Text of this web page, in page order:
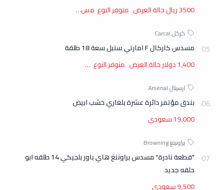
3500 ريال حالة العرض متوفر النوع مس…
مسدس كاركال F امارتي سنبل سعة 18 طلقة
1,400 دولار حالة العرض متوفر النوع …
بندق مؤتمر دائرة عشرة بلغاري خشب ابيض
19,000 سعودي
"قطعة نادرة" مسدس براوننغ هاي باور بلجيكي 14 طلقه ابو
حلقه جديد
9,500 سعودي